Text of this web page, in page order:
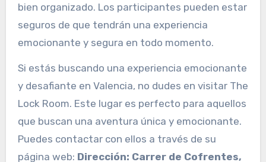
bien organizado. Los participantes pueden estar
seguros de que tendrán una experiencia
emocionante y segura en todo momento.
Si estás buscando una experiencia emocionante
y desafiante en Valencia, no dudes en visitar The
Lock Room. Este lugar es perfecto para aquellos
que buscan una aventura única y emocionante.
Puedes contactar con ellos a través de su
página web: Dirección: Carrer de Cofrentes,